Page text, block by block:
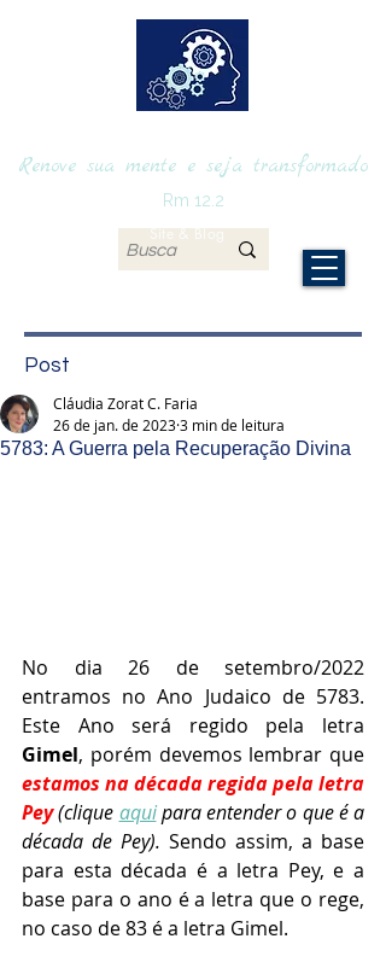
Renove sua mente e seja transformado
Site & Blog
Rm 12.2
Post
5783: A Guerra pela Recuperação Divina
Cláudia Zorat C. Faria
26 de jan. de 20233 min de leitura
No dia 26 de setembro/2022
entramos no Ano Judaico de 5783.
Gimel
estamos na década regida pela letra
Pey(clique aqui para entender o que é a
década de Pey). Sendo assim, a base
para esta década é a letra Pey, e a
base para o ano é a letra que o rege,
no caso de 83 é a letra Gimel.